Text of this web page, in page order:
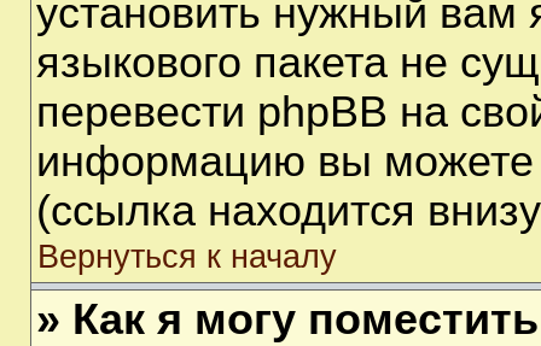
установить нужный вам
языкового пакета не
перевести phpBB на
информацию вы можете
(ссылка находится
Вернуться к началу
» Как я могу